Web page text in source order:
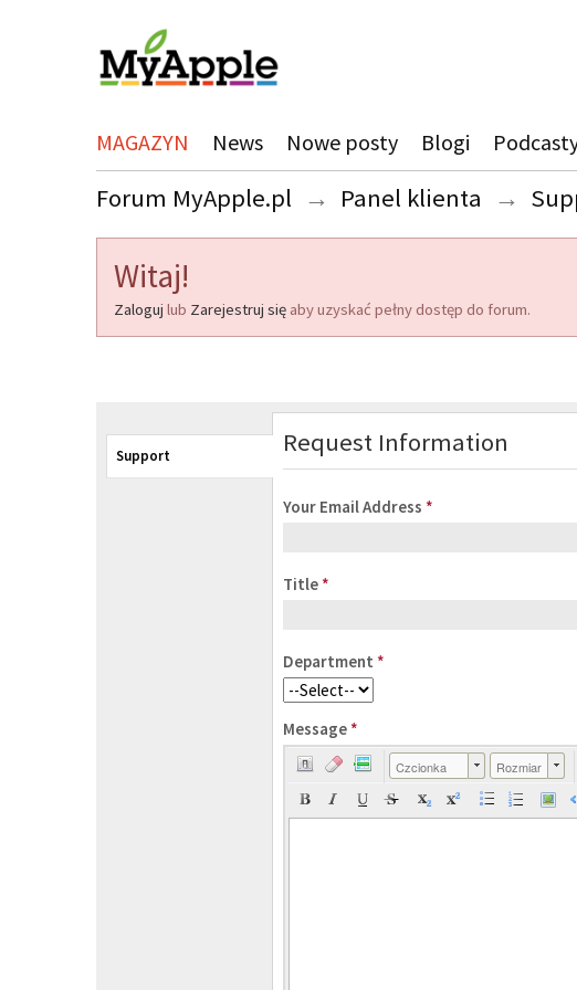
MAGAZYN News Nowe posty Blogi
Forum MyApple.pl → Panel klienta →
Witaj!
Zaloguj lub Zarejestruj się aby uzyskać pełny dostęp do forum.
Support Request Information
Your Email Address *
Title *
Department *
Message *
Czcionka Rozmiar